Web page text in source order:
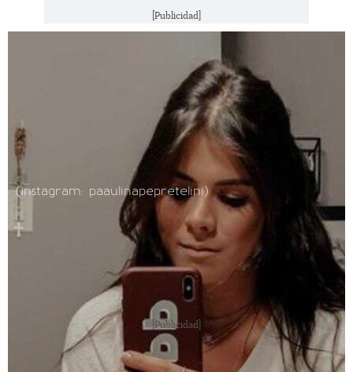
[Publicidad]
(Instagram: paaulinapepretelini)
[Publicidad]